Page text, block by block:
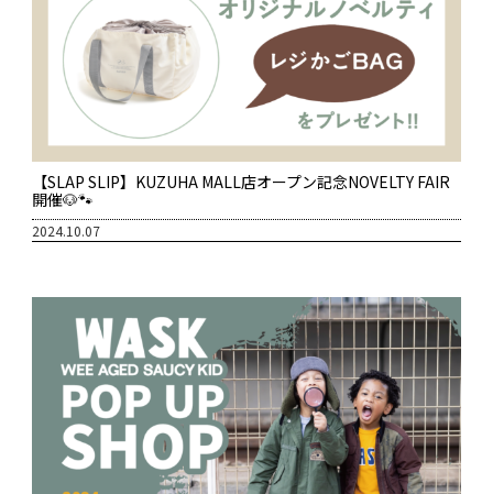
【SLAP SLIP】KUZUHA MALL店オープン記念NOVELTY FAIR
開催🐶🐾
2024.10.07